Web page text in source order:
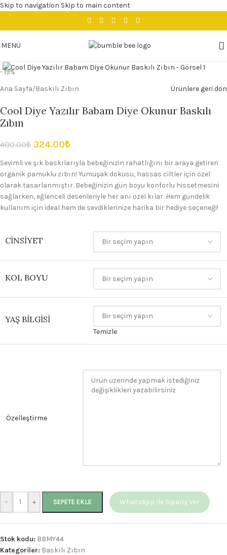
Skip to navigation Skip to main content
MENÜ
- 19%
Ana Sayfa/Baskılı Zıbın Ürünlere geri dön
Cool Diye Yazılır Babam Diye Okunur Baskılı
Zıbın
400.00₺ 324.00₺
Sevimli ve şık baskılarıyla bebeğinizin rahatlığını bir araya getiren
organik pamuklu zıbın! Yumuşak dokusu, hassas ciltler için özel
olarak tasarlanmıştır. Bebeğinizin gün boyu konforlu hissetmesini
sağlarken, eğlenceli desenleriyle her anı özel kılar. Hem gündelik
kullanım için ideal hem de sevdiklerinize harika bir hediye seçeneği!
CINSIYET
KOL BOYU
YAŞ BILGISI
Temizle
Özelleştirme
- + SEPETE EKLE WhatsApp ile Sipariş Ver
Stok kodu: BBMY44
Kategoriler: Baskılı Zıbın